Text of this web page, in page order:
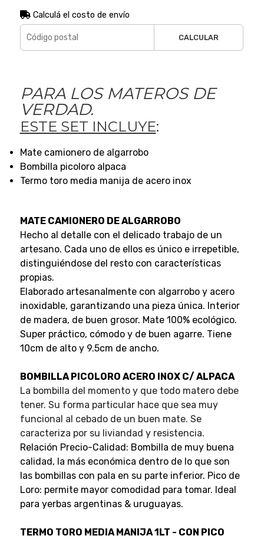
Calculá el costo de envío
CALCULAR
PARA LOS MATEROS DE
VERDAD.
ESTE SET INCLUYE:
Mate camionero de algarrobo
Bombilla picoloro alpaca
Termo toro media manija de acero inox
MATE CAMIONERO DE ALGARROBO
Hecho al detalle con el delicado trabajo de un
artesano. Cada uno de ellos es único e irrepetible,
distinguiéndose del resto con características
propias.
Elaborado artesanalmente con algarrobo y acero
inoxidable, garantizando una pieza única. Interior
de madera, de buen grosor. Mate 100% ecológico.
Super práctico, cómodo y de buen agarre. Tiene
10cm de alto y 9.5cm de ancho.
BOMBILLA PICOLORO ACERO INOX C/ ALPACA
La bombilla del momento y que todo matero debe
tener. Su forma particular hace que sea muy
funcional al cebado de un buen mate. Se
caracteriza por su liviandad y resistencia.
Relación Precio-Calidad: Bombilla de muy buena
calidad, la más económica dentro de lo que son
las bombillas con pala en su parte inferior. Pico de
Loro: permite mayor comodidad para tomar. Ideal
para yerbas argentinas & uruguayas.
TERMO TORO MEDIA MANIJA 1LT - CON PICO